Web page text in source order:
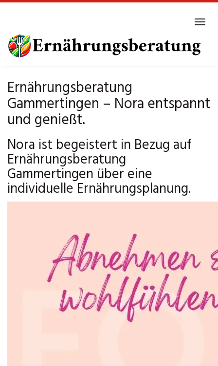
main
content
Ernährungsberatung
Gammertingen – Nora entspannt
und genießt.
Nora ist begeistert in Bezug auf
Ernährungsberatung
Gammertingen über eine
individuelle Ernährungsplanung.